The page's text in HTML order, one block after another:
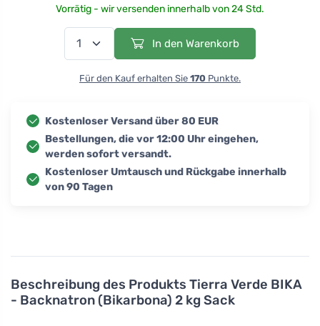
Beschreibung des Produkts Tierra Verde BIKA
- Backnatron (Bikarbona) 2 kg Sack
Vorrätig - wir versenden innerhalb von 24 Std.
In den Warenkorb
Für den Kauf erhalten Sie 170 Punkte.
Kostenloser Versand über 80 EUR
Bestellungen, die vor 12:00 Uhr eingehen,
werden sofort versandt.
Kostenloser Umtausch und Rückgabe innerhalb
von 90 Tagen